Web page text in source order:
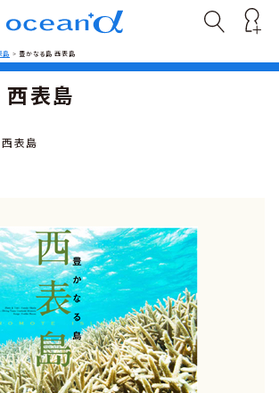
島 >豊かなる島 西表島
表島
西表島